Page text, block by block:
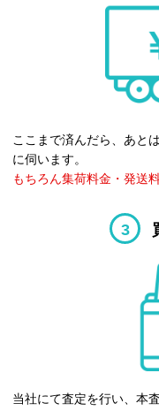
ここまで済んだら、あと
に伺います。
もちろん集荷料金・発送
3
当社にて査定を行い、本